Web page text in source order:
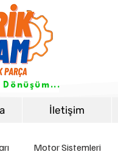
Dönüşüm...
İletişim
Motor Sistemleri